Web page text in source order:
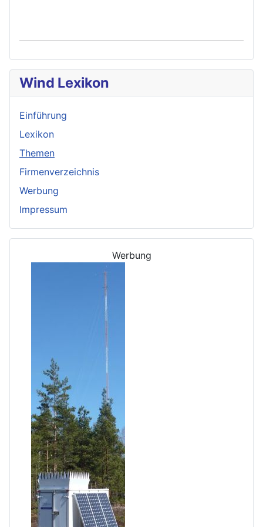
Wind Lexikon
Einführung
Lexikon
Themen
Firmenverzeichnis
Werbung
Impressum
Werbung